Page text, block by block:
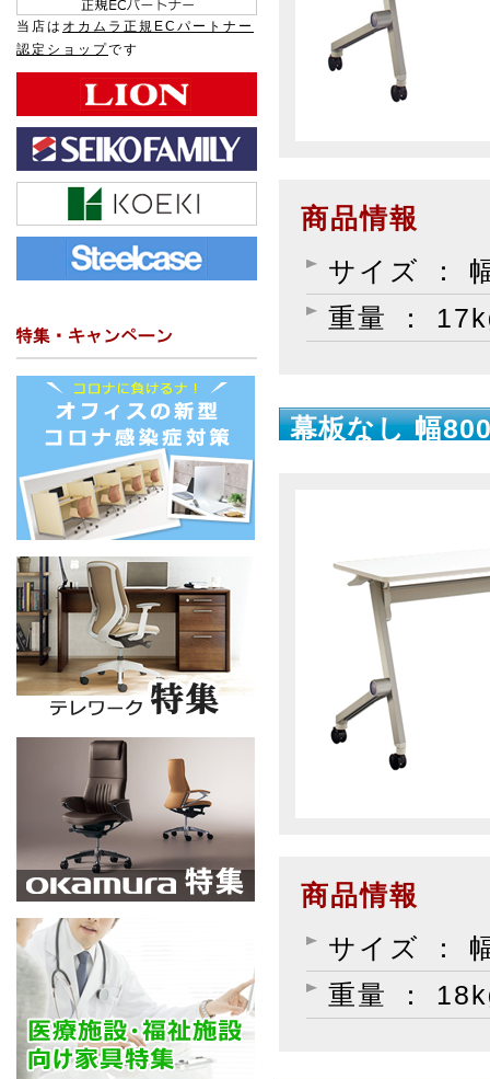
商品情報
サイズ ：
重量 ：
幕板なし 幅
商品情報
サイズ ：
重量 ：
当店は オカムラ正規ECパートナー
認定ショップです